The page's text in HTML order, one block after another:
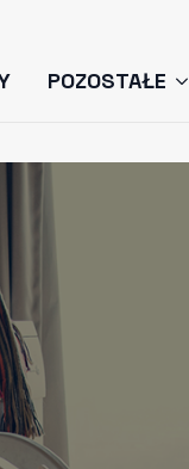
POZOSTAŁE